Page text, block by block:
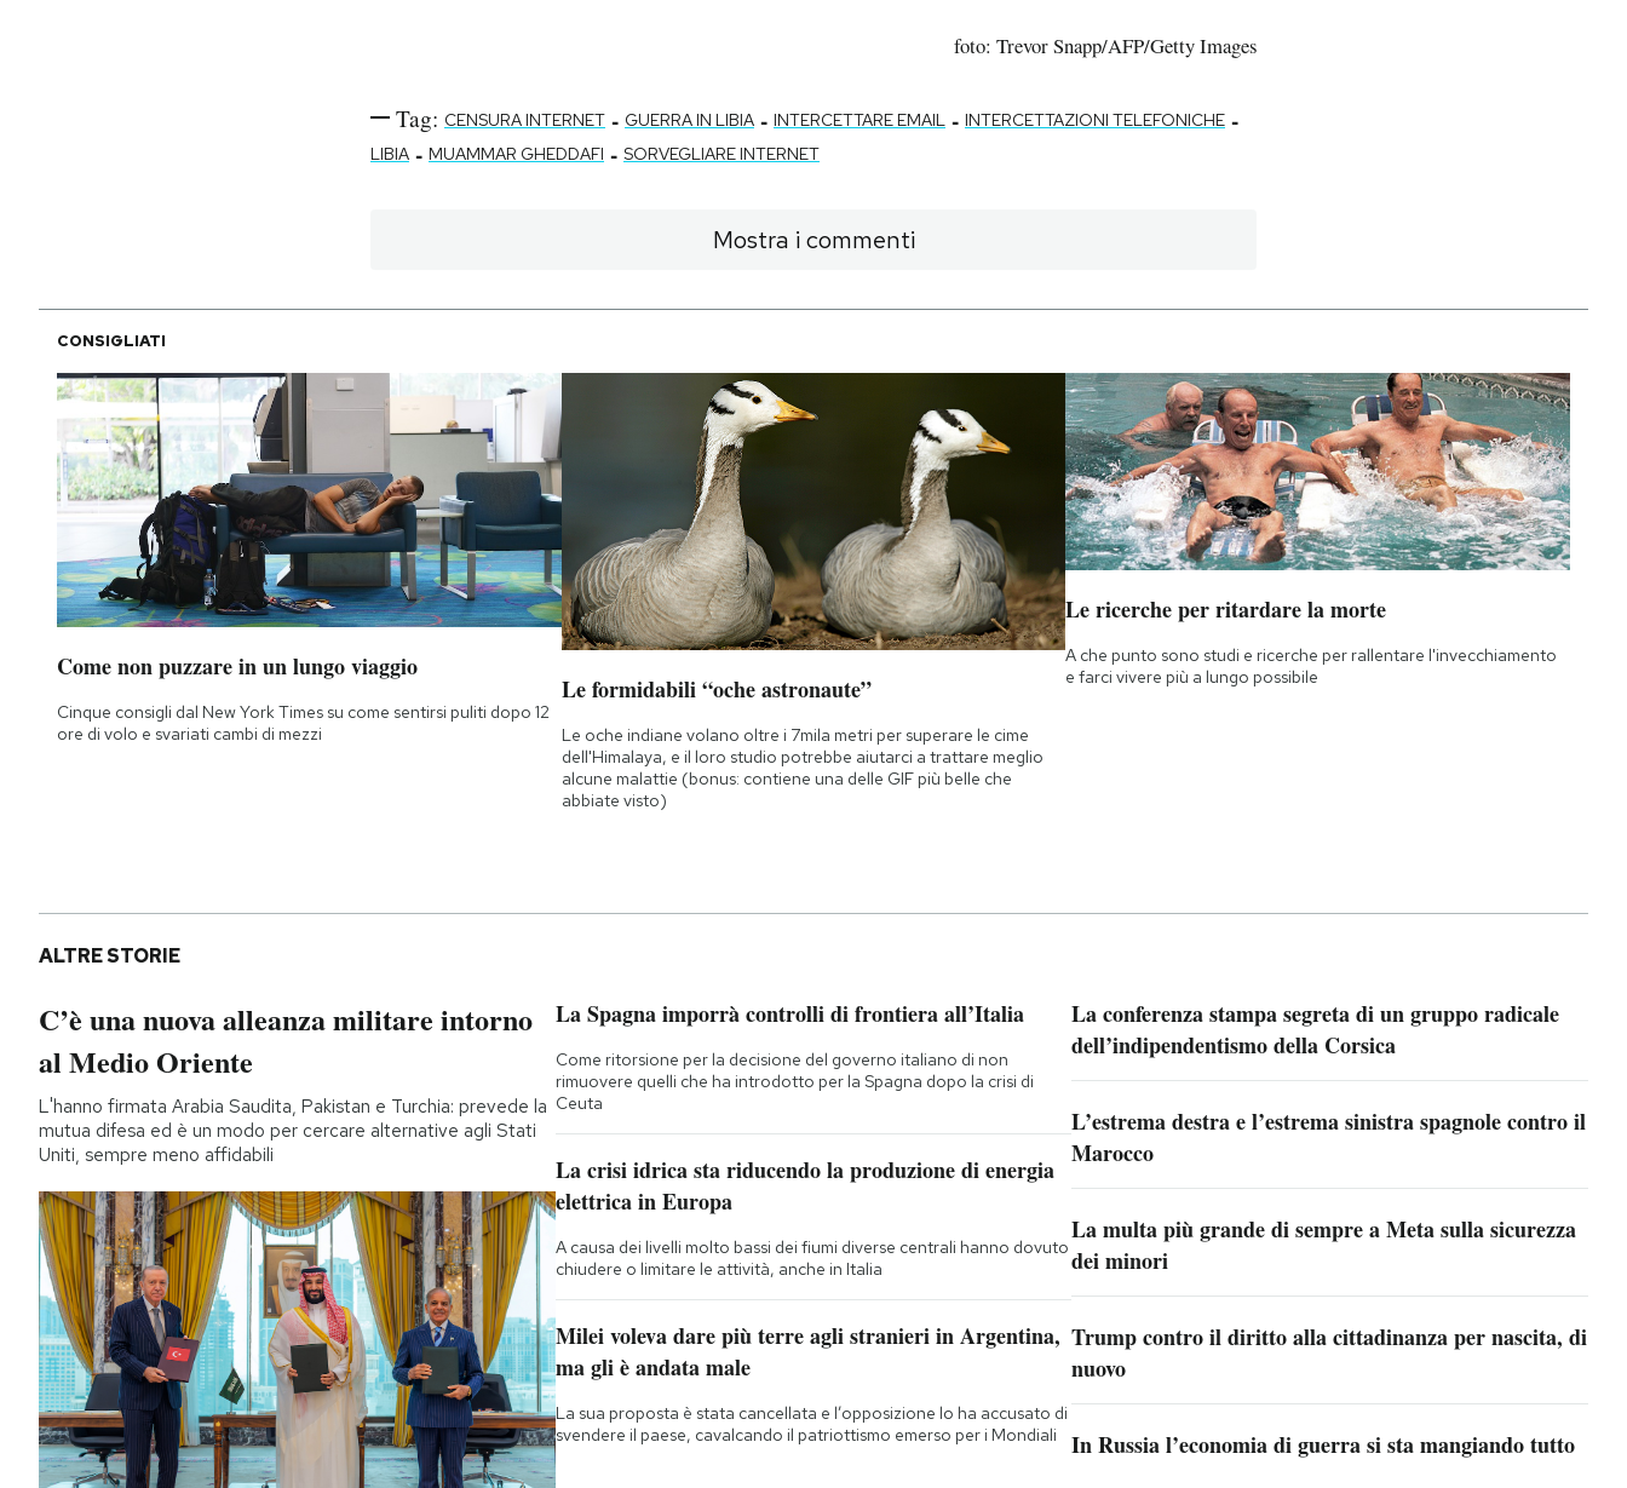
foto: Trevor Snapp/AFP/Getty Images
Tag: CENSURA INTERNET - GUERRA IN LIBIA - INTERCETTARE EMAIL - INTERCETTAZIONI TELEFONICHE -
LIBIA - MUAMMAR GHEDDAFI - SORVEGLIARE INTERNET
Mostra i commenti
CONSIGLIATI
Come non puzzare in un lungo viaggio
Cinque consigli dal New York Times su come sentirsi puliti dopo 12
ore di volo e svariati cambi di mezzi
Le formidabili “oche astronaute”
Le oche indiane volano oltre i 7mila metri per superare le cime
dell'Himalaya, e il loro studio potrebbe aiutarci a trattare meglio
alcune malattie (bonus: contiene una delle GIF più belle che
abbiate visto)
Le ricerche per ritardare la morte
A che punto sono studi e ricerche per rallentare l'invecchiamento
e farci vivere più a lungo possibile
ALTRE STORIE
C’è una nuova alleanza militare intorno
al Medio Oriente
L'hanno firmata Arabia Saudita, Pakistan e Turchia: prevede la
mutua difesa ed è un modo per cercare alternative agli Stati
Uniti, sempre meno affidabili
La Spagna imporrà controlli di frontiera all’Italia
Come ritorsione per la decisione del governo italiano di non
rimuovere quelli che ha introdotto per la Spagna dopo la crisi di
Ceuta
La crisi idrica sta riducendo la produzione di energia
elettrica in Europa
A causa dei livelli molto bassi dei fiumi diverse centrali hanno dovuto
chiudere o limitare le attività, anche in Italia
Milei voleva dare più terre agli stranieri in Argentina,
ma gli è andata male
La sua proposta è stata cancellata e l’opposizione lo ha accusato di
svendere il paese, cavalcando il patriottismo emerso per i Mondiali
La conferenza stampa segreta di un gruppo radicale
dell’indipendentismo della Corsica
L’estrema destra e l’estrema sinistra spagnole contro il
Marocco
La multa più grande di sempre a Meta sulla sicurezza
dei minori
Trump contro il diritto alla cittadinanza per nascita, di
nuovo
In Russia l’economia di guerra si sta mangiando tutto